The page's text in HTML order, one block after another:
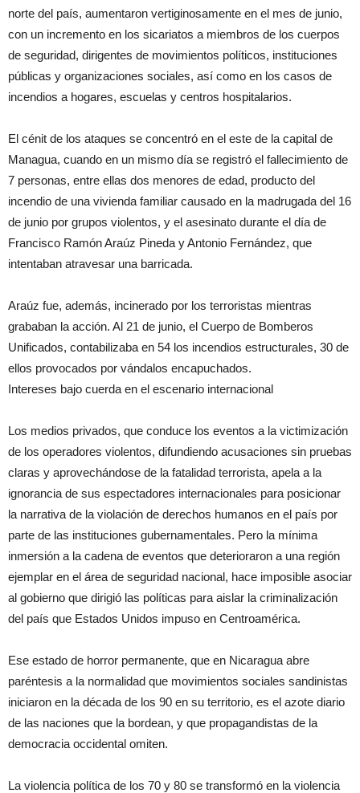
norte del país, aumentaron vertiginosamente en el mes de junio,
con un incremento en los sicariatos a miembros de los cuerpos
de seguridad, dirigentes de movimientos políticos, instituciones
públicas y organizaciones sociales, así como en los casos de
incendios a hogares, escuelas y centros hospitalarios.
El cénit de los ataques se concentró en el este de la capital de
Managua, cuando en un mismo día se registró el fallecimiento de
7 personas, entre ellas dos menores de edad, producto del
incendio de una vivienda familiar causado en la madrugada del 16
de junio por grupos violentos, y el asesinato durante el día de
Francisco Ramón Araúz Pineda y Antonio Fernández, que
intentaban atravesar una barricada.
Araúz fue, además, incinerado por los terroristas mientras
grababan la acción. Al 21 de junio, el Cuerpo de Bomberos
Unificados, contabilizaba en 54 los incendios estructurales, 30 de
ellos provocados por vándalos encapuchados.
Intereses bajo cuerda en el escenario internacional
Los medios privados, que conduce los eventos a la victimización
de los operadores violentos, difundiendo acusaciones sin pruebas
claras y aprovechándose de la fatalidad terrorista, apela a la
ignorancia de sus espectadores internacionales para posicionar
la narrativa de la violación de derechos humanos en el país por
parte de las instituciones gubernamentales. Pero la mínima
inmersión a la cadena de eventos que deterioraron a una región
ejemplar en el área de seguridad nacional, hace imposible asociar
al gobierno que dirigió las políticas para aislar la criminalización
del país que Estados Unidos impuso en Centroamérica.
Ese estado de horror permanente, que en Nicaragua abre
paréntesis a la normalidad que movimientos sociales sandinistas
iniciaron en la década de los 90 en su territorio, es el azote diario
de las naciones que la bordean, y que propagandistas de la
democracia occidental omiten.
La violencia política de los 70 y 80 se transformó en la violencia